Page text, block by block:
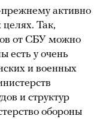
активно
Так,
от СБУ можно
есть у очень
и военных
и структур
обороны